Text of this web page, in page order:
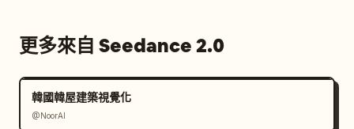
更多來自 Seedance 2.0
韓國韓屋建築視覺化
@NoorAI